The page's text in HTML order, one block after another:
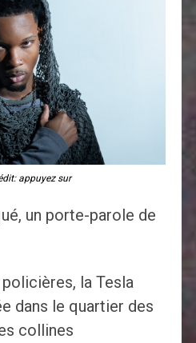
appuyez sur
un porte-parole de
la Tesla
dans le quartier des
collines